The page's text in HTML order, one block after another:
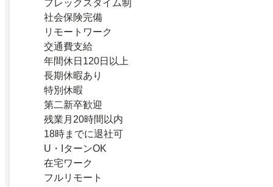
フレックスタイム制
社会保険完備
リモートワーク
交通費支給
年間休日120日以上
長期休暇あり
特別休暇
第二新卒歓迎
残業月20時間以内
18時までに退社可
U・IターンOK
在宅ワーク
フルリモート